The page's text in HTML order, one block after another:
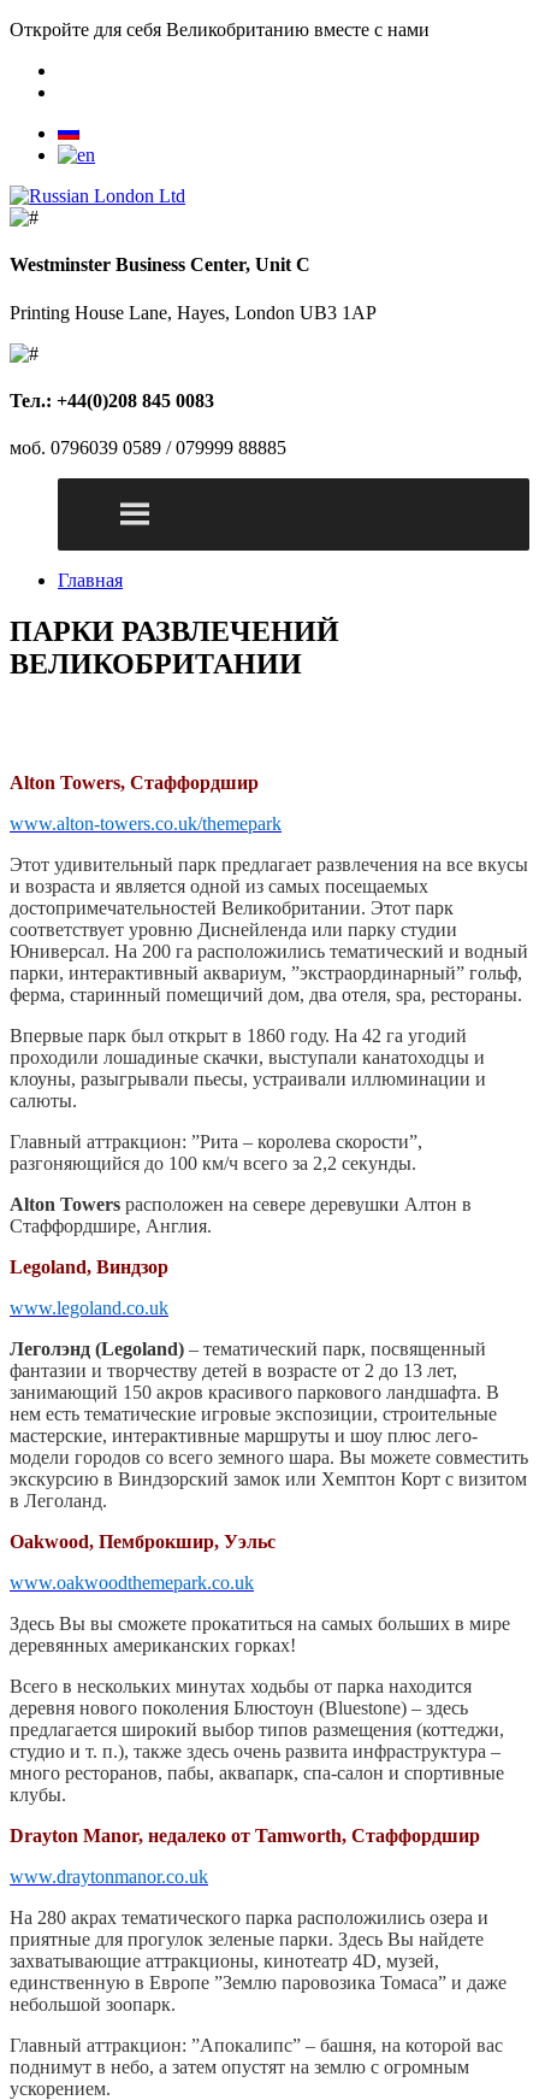
Откройте для себя Великобританию вместе с нами
Westminster Business Center, Unit C
Printing House Lane, Hayes, London UB3 1AP
Тел.: +44(0)208 845 0083
моб. 0796039 0589 / 079999 88885
Главная
ПАРКИ РАЗВЛЕЧЕНИЙ
ВЕЛИКОБРИТАНИИ
Alton Towers, Стаффордшир
www.alton-towers.co.uk/themepark
Этот удивительный парк предлагает развлечения на все вкусы
и возраста и является одной из самых посещаемых
достопримечательностей Великобритании. Этот парк
соответствует уровню Диснейленда или парку студии
Юниверсал. На 200 га расположились тематический и водный
парки, интерактивный аквариум, ”экстраординарный” гольф,
ферма, старинный помещичий дом, два отеля, spa, рестораны.
Впервые парк был открыт в 1860 году. На 42 га угодий
проходили лошадиные скачки, выступали канатоходцы и
клоуны, разыгрывали пьесы, устраивали иллюминации и
салюты.
Главный аттракцион: ”Рита – королева скорости”,
разгоняющийся до 100 км/ч всего за 2,2 секунды.
Alton Towers расположен на севере деревушки Алтон в
Стаффордшире, Англия.
Legoland, Виндзор
www.legoland.co.uk
Леголэнд (Legoland) – тематический парк, посвященный
фантазии и творчеству детей в возрасте от 2 до 13 лет,
занимающий 150 акров красивого паркового ландшафта. В
нем есть тематические игровые экспозиции, строительные
мастерские, интерактивные маршруты и шоу плюс лего-
модели городов со всего земного шара. Вы можете совместить
экскурсию в Виндзорский замок или Хемптон Корт с визитом
в Леголанд.
Oakwood, Пемброкшир, Уэльс
www.oakwoodthemepark.co.uk
Здесь Вы вы сможете прокатиться на самых больших в мире
деревянных американских горках!
Всего в нескольких минутах ходьбы от парка находится
деревня нового поколения Блюстоун (Bluestone) – здесь
предлагается широкий выбор типов размещения (коттеджи,
студио и т. п.), также здесь очень развита инфраструктура –
много ресторанов, пабы, аквапарк, спа-салон и спортивные
клубы.
Drayton Manor, недалеко от Tamworth, Стаффордшир
www.draytonmanor.co.uk
На 280 акрах тематического парка расположились озера и
приятные для прогулок зеленые парки. Здесь Вы найдете
захватывающие аттракционы, кинотеатр 4D, музей,
единственную в Европе ”Землю паровозика Томаса” и даже
небольшой зоопарк.
Главный аттракцион: ”Апокалипс” – башня, на которой вас
поднимут в небо, а затем опустят на землю с огромным
ускорением.